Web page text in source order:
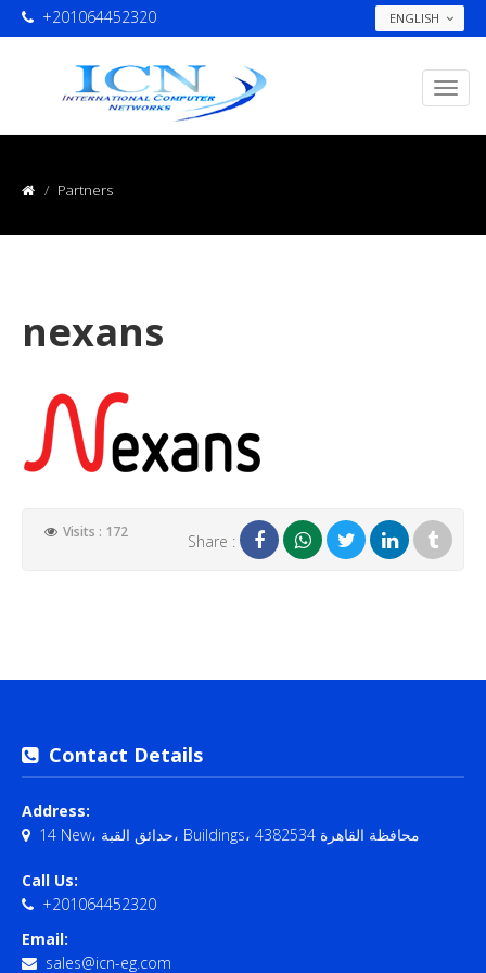
ENGLISH
+201064452320
Partners
nexans
Visits : 172 Share :
Contact Details
Address:
14 New، حدائق القبة، Buildings، محافظة القاهرة‬ 4382534
Call Us:
+201064452320
Email:
sales@icn-eg.com